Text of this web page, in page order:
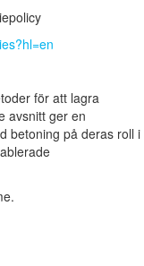
för att lagra
avsnitt ger en
betoning på deras roll i